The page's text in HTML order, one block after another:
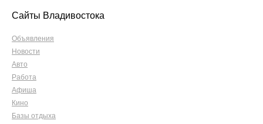
Сайты Владивостока
Объявления
Новости
Авто
Работа
Афиша
Кино
Базы отдыха